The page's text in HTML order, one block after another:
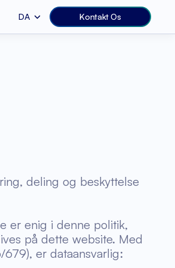
DA Kontakt Os
deling og beskyttelse
er enig i denne politik,
på dette website. Med
er dataansvarlig: